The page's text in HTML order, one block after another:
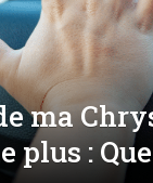
ma
plus :